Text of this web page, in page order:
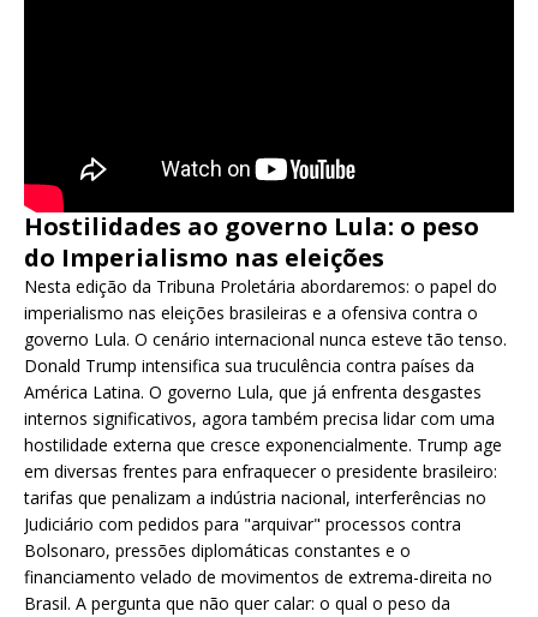
Hostilidades ao governo Lula: o peso
do Imperialismo nas eleições
Nesta edição da Tribuna Proletária abordaremos: o papel do
imperialismo nas eleições brasileiras e a ofensiva contra o
governo Lula. O cenário internacional nunca esteve tão tenso.
Donald Trump intensifica sua truculência contra países da
América Latina. O governo Lula, que já enfrenta desgastes
internos significativos, agora também precisa lidar com uma
hostilidade externa que cresce exponencialmente. Trump age
em diversas frentes para enfraquecer o presidente brasileiro:
tarifas que penalizam a indústria nacional, interferências no
Judiciário com pedidos para "arquivar" processos contra
Bolsonaro, pressões diplomáticas constantes e o
financiamento velado de movimentos de extrema-direita no
Brasil. A pergunta que não quer calar: o qual o peso da